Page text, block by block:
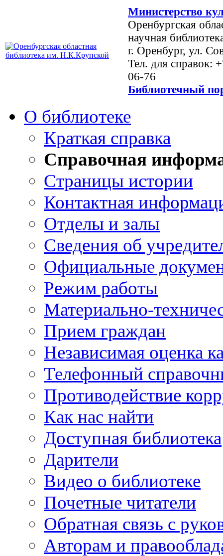
Министерство
Оренбургская
научная
г. Оренбург, ул.
Тел. для справок:
06-76
Библиотечный
О библиотеке
Краткая справка
Справочная
Страницы истории
Контактная
Отделы и залы
Сведения об
Официальные
Режим работы
Материально-
Прием граждан
Независимая оценка
Телефонный
Противодействие
Как нас найти
Доступная библиотека
Дарители
Видео о библиотеке
Почетные читатели
Обратная связь с
Авторам и